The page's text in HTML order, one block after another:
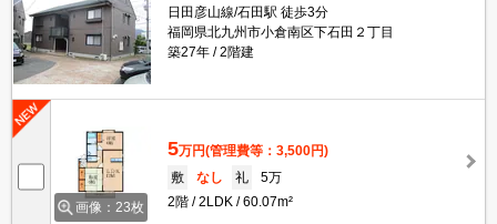
日田彦山線/石田駅 徒歩3分
福岡県北九州市小倉南区下石田２丁目
築27年
2階建
画像：23枚
5万円(管理費等：3,500円)
敷
なし 礼
5万
2階
2LDK 60.07m²